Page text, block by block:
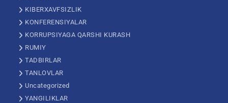
KIBERXAVFSIZLIK
KONFERENSIYALAR
KORRUPSIYAGA QARSHI KURASH
RUMIY
TADBIRLAR
TANLOVLAR
Uncategorized
YANGILIKLAR